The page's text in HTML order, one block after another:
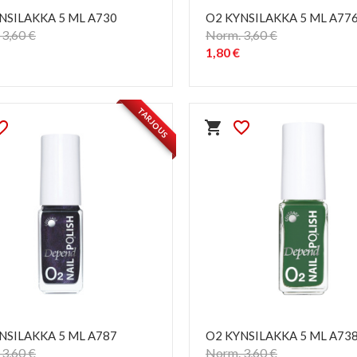
5 ML A730
€
O2 KYNSILAKKA 5 ML A776
Norm. 3,60 €
1,80 €
TARJOUS
5 ML A787
€
shopping_cart favorite_border
O2 KYNSILAKKA 5 ML A738
Norm. 3,60 €